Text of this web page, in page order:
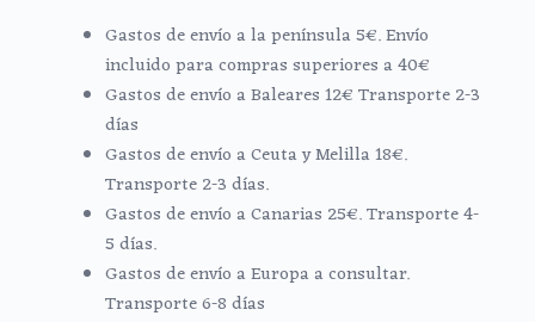
Gastos de envío a la península 5€. Envío
incluido para compras superiores a 40€
Gastos de envío a Baleares 12€ Transporte 2-3
días
Gastos de envío a Ceuta y Melilla 18€.
Transporte 2-3 días.
Gastos de envío a Canarias 25€. Transporte 4-
5 días.
Gastos de envío a Europa a consultar.
Transporte 6-8 días